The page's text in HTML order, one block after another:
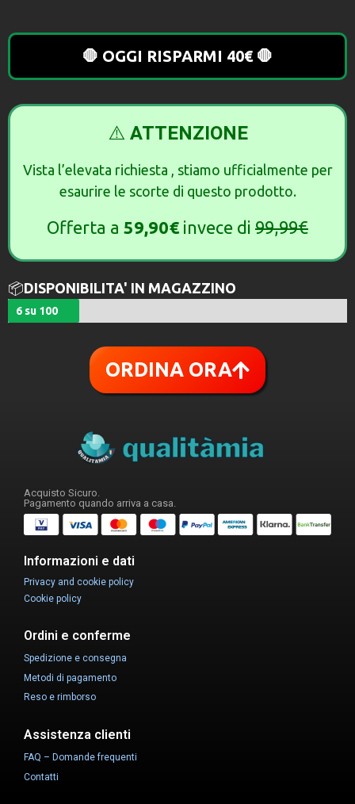
🛑 OGGI RISPARMI 40€ 🛑
⚠️ ATTENZIONE
Vista l’elevata richiesta , stiamo ufficialmente per
esaurire le scorte di questo prodotto.
Offerta a 59,90€ invece di 99,99€
📦DISPONIBILITA' IN MAGAZZINO
6 su 100
ORDINA ORA
Acquisto Sicuro.
Pagamento quando arriva a casa.
Informazioni e dati
Privacy and cookie policy
Cookie policy
Ordini e conferme
Spedizione e consegna
Metodi di pagamento
Reso e rimborso
Assistenza clienti
FAQ – Domande frequenti
Contatti